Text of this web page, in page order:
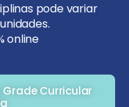
pode variar
online
Curricular